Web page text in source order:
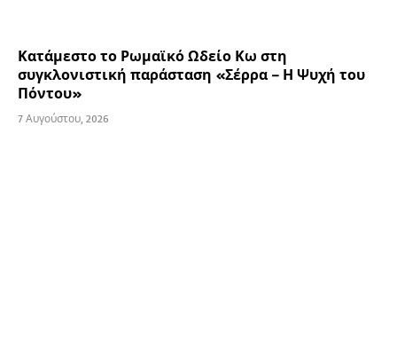
Κατάμεστο το Ρωμαϊκό Ωδείο Κω στη
συγκλονιστική παράσταση «Σέρρα – Η Ψυχή του
Πόντου»
7 Αυγούστου, 2026